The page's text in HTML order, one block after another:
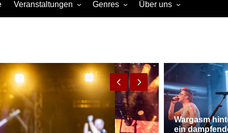
Veranstaltungen
Konzerte
Festivals
Veranstaltungsorte
Genres
Punk
Folk / Mittelalter
Weitere Genres
Über uns
Wargasm
ein